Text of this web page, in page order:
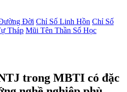
Đời Chỉ Số Linh Hồn Chỉ Số
Tháp Mũi Tên Thần Số Học
trong MBTI có đặc